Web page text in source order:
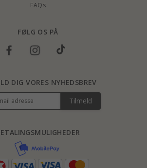
FAQs
FØLG OS PÅ
DIG VORES NYHEDSBREV
Tilmeld